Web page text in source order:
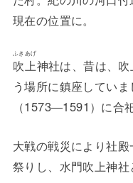
現在の位置に。
吹上
ふきあげ
神社は、昔は、
う場所に鎮座してい
（1573―1591）に合祀
大戦の戦災により社
祭りし、水門吹上神社